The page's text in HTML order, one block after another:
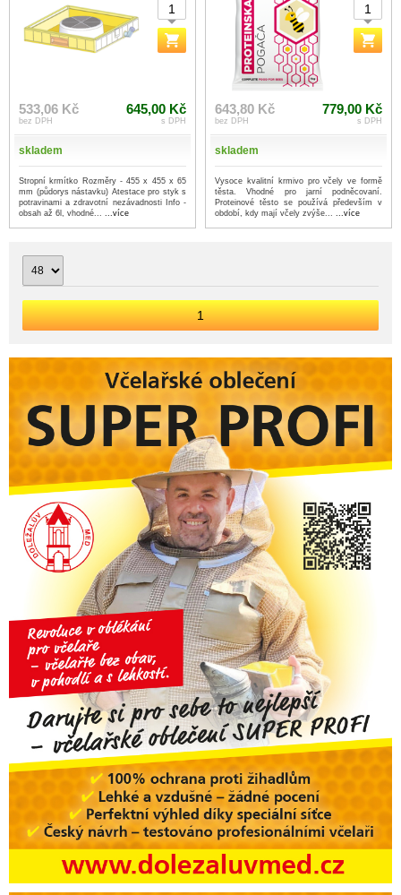
533,06 Kč
bez DPH
645,00 Kč
s DPH
skladem
Stropní krmítko Rozměry - 455 x 455 x 65
mm (půdorys nástavku) Atestace pro styk s
potravinami a zdravotní nezávadnosti Info -
obsah až 6l, vhodné... ...více
643,80 Kč
bez DPH
779,00 Kč
s DPH
skladem
Vysoce kvalitní krmivo pro včely ve formě
těsta. Vhodné pro jarní podněcovaní.
Proteinové těsto se používá především v
období, kdy mají včely zvýše... ...více
1